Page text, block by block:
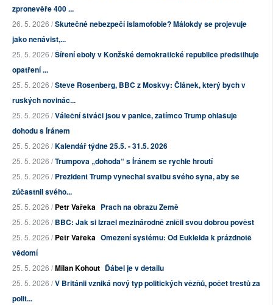
zpronevěře 400 ...
26. 5. 2026 /Skutečné nebezpečí islamofobie? Málokdy se projevuje
jako nenávist,...
25. 5. 2026 /Šíření eboly v Konžské demokratické republice předstihuje
opatření ...
25. 5. 2026 /Steve Rosenberg, BBC z Moskvy: Článek, který bych v
ruských novinác...
25. 5. 2026 /Váleční štváči jsou v panice, zatímco Trump ohlašuje
dohodu s Íránem
25. 5. 2026 /Kalendář týdne 25.5. - 31.5. 2026
25. 5. 2026 /Trumpova „dohoda“ s Íránem se rychle hroutí
25. 5. 2026 /Prezident Trump vynechal svatbu svého syna, aby se
zúčastnil svého...
25. 5. 2026 /Petr Vařeka Prach na obrazu Země
25. 5. 2026 /BBC: Jak si Izrael mezinárodně zničil svou dobrou pověst
25. 5. 2026 /Petr Vařeka Omezení systému: Od Eukleida k prázdnotě
vědomí
25. 5. 2026 /Milan Kohout Ďábel je v detailu
25. 5. 2026 /V Británii vzniká nový typ politických vězňů, počet trestů za
polit...